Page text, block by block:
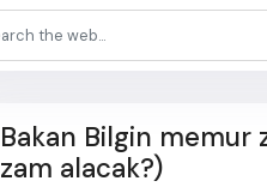
Bakan Bilgin memur
zam alacak?)